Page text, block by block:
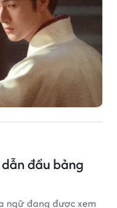
đầu bảng
ngữ đang được xem